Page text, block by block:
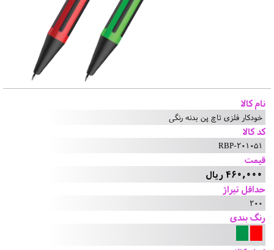
نام کالا
خودکار فلزی تاچ پن بدنه رنگی
کد کالا
RBP-201051
قیمت
460,000 ریال
حداقل تیراژ
200
رنگ بندی